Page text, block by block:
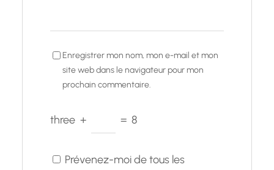
Enregistrer mon nom, mon e-mail et mon
site web dans le navigateur pour mon
prochain commentaire.
three + = 8
Prévenez-moi de tous les